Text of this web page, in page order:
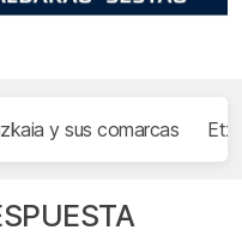
y sus comarcas